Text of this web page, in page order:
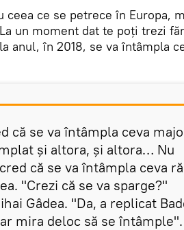
ceea ce se petrece în Europa,
un moment dat te poți trezi
anul, în 2018, se va întâmpla
că se va întâmpla ceva
și altora, și altora… Nu
că se va întâmpla ceva
"Crezi că se va sparge?"
Gâdea. "Da, a replicat
mira deloc să se întâmple".